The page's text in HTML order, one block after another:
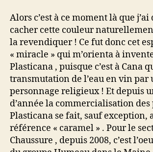
Alors c’est à ce moment là que
cacher cette couleur
la revendiquer ! Ce fut donc cet
« miracle » qui m’orienta à
Plasticana , puisque c’est à Cana
transmutation de l’eau en vin par
personnage religieux ! Et depuis
d’année la commercialisation
Plasticana se fait, sauf exception,
référence « caramel » . Pour le
Chaussure , depuis 2008, c’est